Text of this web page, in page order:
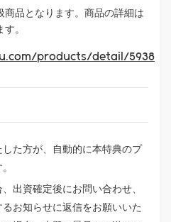
品となります。商品の詳細は
。
products/detail/5938
た方が、自動的に本特典のプ
出資確定後にお問い合わせ、
お知らせに返信をお願いいた